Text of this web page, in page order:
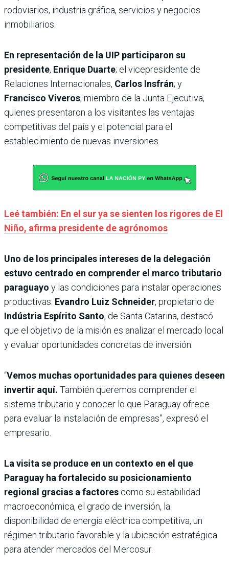
rodoviarios, industria gráfica, servicios y negocios
inmobiliarios.
En representación de la UIP participaron su
presidente, Enrique Duarte; el vicepresidente de
Relaciones Internacionales, Carlos Insfrán; y
Francisco Viveros, miembro de la Junta Ejecutiva,
quienes presentaron a los visitantes las ventajas
competitivas del país y el potencial para el
establecimiento de nuevas inversiones.
Leé también: En el sur ya se sienten los rigores de El
Niño, afirma presidente de agrónomos
Uno de los principales intereses de la delegación
estuvo centrado en comprender el marco tributario
paraguayo y las condiciones para instalar operaciones
productivas. Evandro Luiz Schneider, propietario de
Indústria Espírito Santo, de Santa Catarina, destacó
que el objetivo de la misión es analizar el mercado local
y evaluar oportunidades concretas de inversión.
“Vemos muchas oportunidades para quienes deseen
invertir aquí. También queremos comprender el
sistema tributario y conocer lo que Paraguay ofrece
para evaluar la instalación de empresas”, expresó el
empresario.
La visita se produce en un contexto en el que
Paraguay ha fortalecido su posicionamiento
regional gracias a factores como su estabilidad
macroeconómica, el grado de inversión, la
disponibilidad de energía eléctrica competitiva, un
régimen tributario favorable y la ubicación estratégica
para atender mercados del Mercosur.